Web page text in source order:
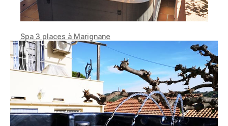
Spa 3 places à Marignane